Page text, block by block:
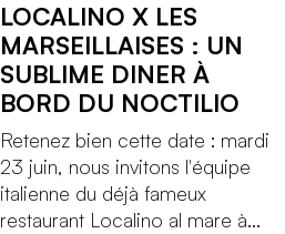
LOCALINO X LES
MARSEILLAISES : UN
SUBLIME DINER À
BORD DU NOCTILIO
Retenez bien cette date : mardi
23 juin, nous invitons l'équipe
italienne du déjà fameux
restaurant Localino al mare à...